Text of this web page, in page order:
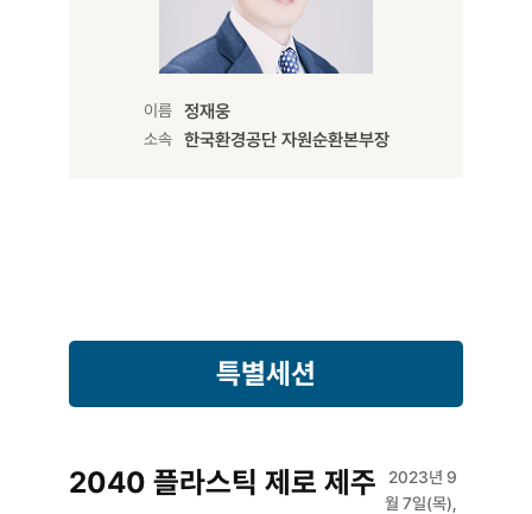
이름 정재웅
소속 한국환경공단 자원순환본부장
특별세션
2040 플라스틱 제로 제주
2023년 9
월 7일(목),